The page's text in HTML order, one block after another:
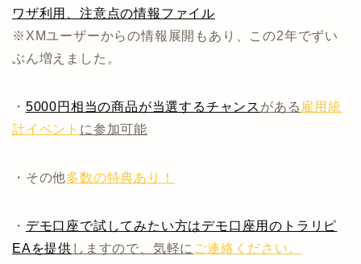
ワザ利用、注意点の情報ファイル
※XMユーザーからの情報展開もあり、この2年でずい
ぶん増えました。
・ 5000円相当の商品が当選するチャンス がある 雇用統
計イベント に参加可能
・その他多数の特典あり！
・ デモ口座で試してみたい方はデモ口座用のトラリピ
EAを提供 しますので、気軽に ご連絡ください。